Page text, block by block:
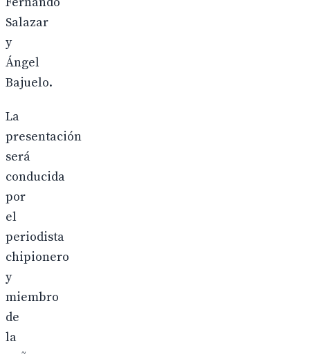
Salazar
y
Ángel
Bajuelo.
La
presentación
será
conducida
por
el
periodista
chipionero
y
miembro
de
la